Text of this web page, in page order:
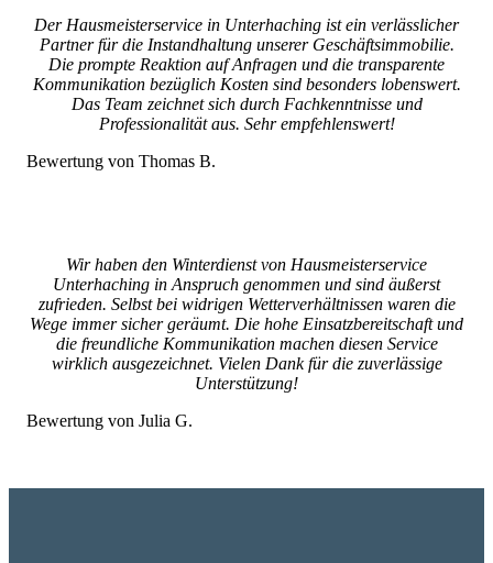
Der Hausmeisterservice in Unterhaching ist ein verlässlicher
Partner für die Instandhaltung unserer Geschäftsimmobilie.
Die prompte Reaktion auf Anfragen und die transparente
Kommunikation bezüglich Kosten sind besonders lobenswert.
Das Team zeichnet sich durch Fachkenntnisse und
Professionalität aus. Sehr empfehlenswert!
Bewertung von Thomas B.
Wir haben den Winterdienst von Hausmeisterservice
Unterhaching in Anspruch genommen und sind äußerst
zufrieden. Selbst bei widrigen Wetterverhältnissen waren die
Wege immer sicher geräumt. Die hohe Einsatzbereitschaft und
die freundliche Kommunikation machen diesen Service
wirklich ausgezeichnet. Vielen Dank für die zuverlässige
Unterstützung!
Bewertung von Julia G.